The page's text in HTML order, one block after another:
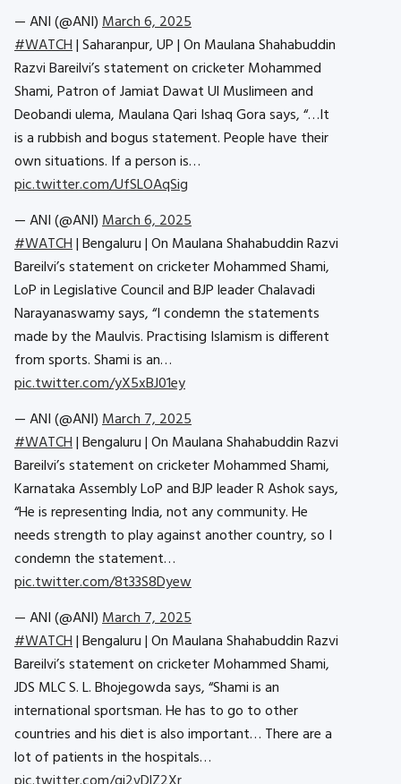
— ANI (@ANI)March 6, 2025
#WATCH| Saharanpur, UP | On Maulana Shahabuddin
Razvi Bareilvi’s statement on cricketer Mohammed
Shami, Patron of Jamiat Dawat Ul Muslimeen and
Deobandi ulema, Maulana Qari Ishaq Gora says, “…It
is a rubbish and bogus statement. People have their
own situations. If a person is…
pic.twitter.com/UfSLOAqSig
— ANI (@ANI)March 6, 2025
#WATCH| Bengaluru | On Maulana Shahabuddin Razvi
Bareilvi’s statement on cricketer Mohammed Shami,
LoP in Legislative Council and BJP leader Chalavadi
Narayanaswamy says, “I condemn the statements
made by the Maulvis. Practising Islamism is different
from sports. Shami is an…
pic.twitter.com/yX5xBJ01ey
— ANI (@ANI)March 7, 2025
#WATCH| Bengaluru | On Maulana Shahabuddin Razvi
Bareilvi’s statement on cricketer Mohammed Shami,
Karnataka Assembly LoP and BJP leader R Ashok says,
“He is representing India, not any community. He
needs strength to play against another country, so I
condemn the statement…
pic.twitter.com/8t33S8Dyew
— ANI (@ANI)March 7, 2025
#WATCH| Bengaluru | On Maulana Shahabuddin Razvi
Bareilvi’s statement on cricketer Mohammed Shami,
JDS MLC S. L. Bhojegowda says, “Shami is an
international sportsman. He has to go to other
countries and his diet is also important… There are a
lot of patients in the hospitals…